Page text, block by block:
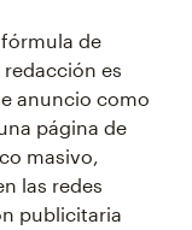
de
es
anuncio como
página de
masivo,
las redes
publicitaria